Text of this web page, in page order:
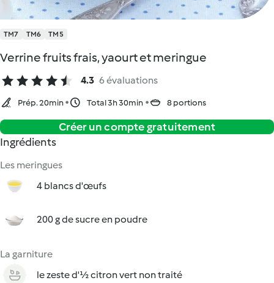
TM7 TM6 TM5
Verrine fruits frais, yaourt et meringue
4.3 6 évaluations
Prép. 20min Total 3h 30min 8 portions
Créer un compte gratuitement
Ingrédients
Les meringues
4 blancs d'œufs
200 g de sucre en poudre
La garniture
le zeste d'½ citron vert non traité